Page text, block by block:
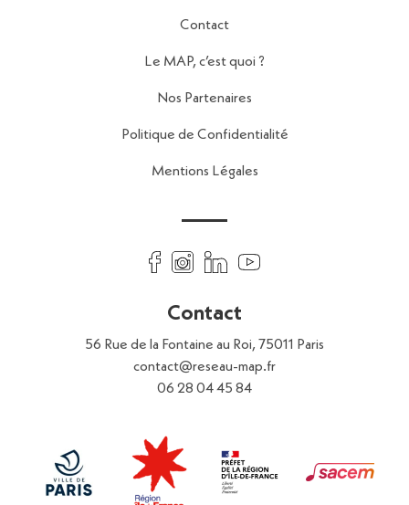
Contact
Le MAP, c’est quoi ?
Nos Partenaires
Politique de Confidentialité
Mentions Légales
Contact
56 Rue de la Fontaine au Roi, 75011 Paris
contact@reseau-map.fr
06 28 04 45 84